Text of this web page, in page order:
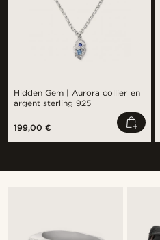
Hidden Gem | Aurora collier en
argent sterling 925
199,00 €